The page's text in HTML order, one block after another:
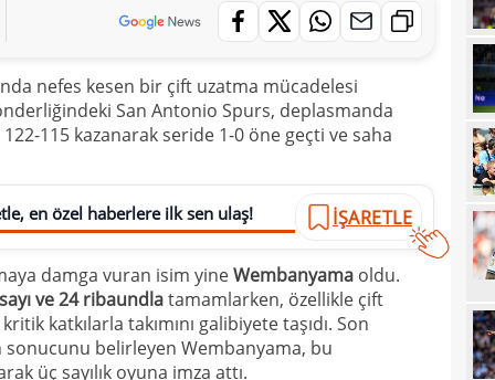
nefes kesen bir çift uzatma mücadelesi
San Antonio Spurs, deplasmanda
115 kazanarak seride 1-0 öne geçti ve saha
en özel haberlere ilk sen ulaş! İŞARETLE
damga vuran isim yineWembanyama oldu.
ve 24 ribaundlatamamlarken, özellikle çift
katkılarla takımını galibiyete taşıdı. Son
sonucunu belirleyen Wembanyama, bu
üç sayılık oyuna imza attı.